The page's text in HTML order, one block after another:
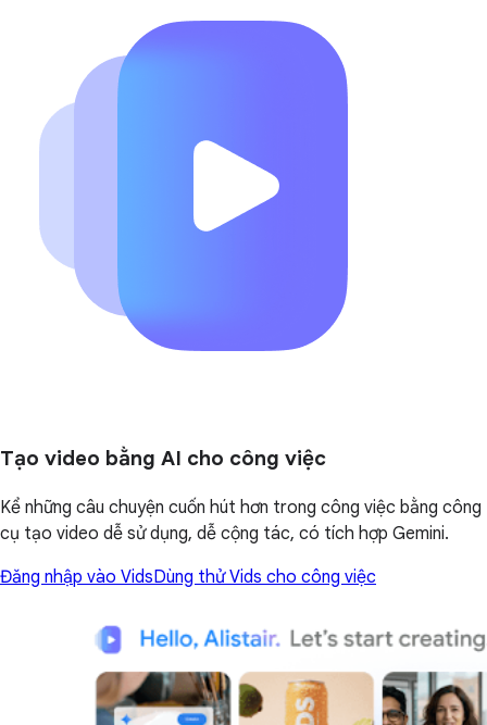
Tạo video bằng AI cho công việc
Kể những câu chuyện cuốn hút hơn trong công việc bằng công
cụ tạo video dễ sử dụng, dễ cộng tác, có tích hợp Gemini.
Đăng nhập vào VidsDùng thử Vids cho công việc